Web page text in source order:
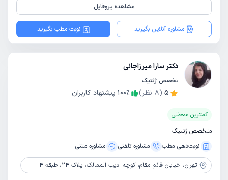
مشاهده پروفایل
مشاوره آنلاین بگیرید نوبت مطب بگیرید
دکتر سارا میرزاجانی
تخصص ژنتیک
5
(
8 نظر) 100٪ پیشنهاد کاربران
کمترین معطلی
متخصص ژنتیک
نوبت‌دهی مطب
مشاوره‌ تلفنی مشاوره‌ متنی
تهران، خیابان قائم مقام، کوچه ادیب الممالک، پلاک 24، طبقه 4